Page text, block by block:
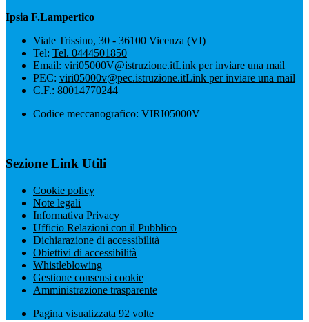
Ipsia F.Lampertico
Viale Trissino, 30 - 36100 Vicenza (VI)
Tel: Tel. 0444501850
Email: viri05000V@istruzione.itLink per inviare una mail
PEC: viri05000v@pec.istruzione.itLink per inviare una mail
C.F.: 80014770244
Codice meccanografico: VIRI05000V
Sezione Link Utili
Cookie policy
Note legali
Informativa Privacy
Ufficio Relazioni con il Pubblico
Dichiarazione di accessibilità
Obiettivi di accessibilità
Whistleblowing
Gestione consensi cookie
Amministrazione trasparente
Pagina visualizzata 92 volte